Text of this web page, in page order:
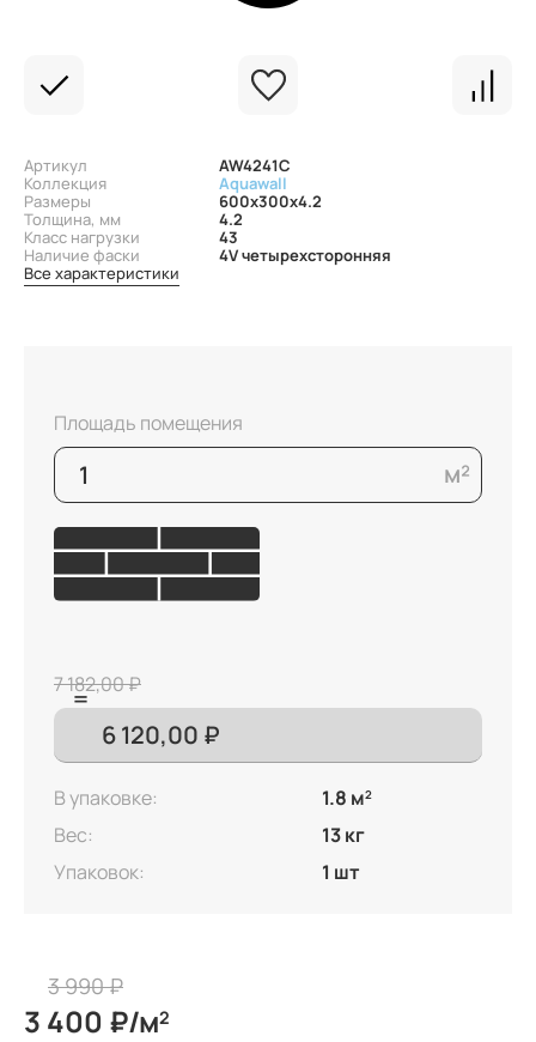
Артикул
AW4241C
Коллекция
Aquawall
Размеры
600x300x4.2
Толщина, мм
4.2
Класс нагрузки
43
Наличие фаски
4V четырехсторонняя
Все характеристики
Площадь помещения
7 182,00 ₽
В упаковке: 1.8 м2
Вес:
13 кг
Упаковок:
1 шт
3 990 ₽
3 400 ₽/м2